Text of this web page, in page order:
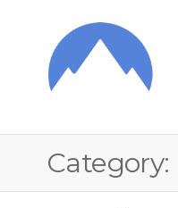
Category: